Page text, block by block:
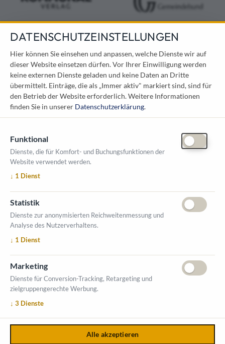
KONTAKT
Österreichischer Kommunal-Verlag GmbH
Löwelstraße 6 / 2. Stock
1010 Wien
messe@kommunal.at
ÖFFNUNGSZEITEN MESSE
2. Oktober 2026, 9-16 Uhr
VERANSTALTUNGSORT
Salzburger Messe
Messezentrum 1
5020 Salzburg
Ausstellerverzeichnis
Impressum
Datenschutzerklärung Kontakt
DATENSCHUTZEINSTELLUNGEN
Hier können Sie einsehen und anpassen, welche Dienste wir auf
dieser Website einsetzen dürfen. Vor Ihrer Einwilligung werden
keine externen Dienste geladen und keine Daten an Dritte
übermittelt. Einträge, die als „Immer aktiv" markiert sind, sind für
den Betrieb der Website erforderlich.Weitere Informationen
finden Sie in unserer Datenschutzerklärung.
Funktional
Dienste, die für Komfort- und Buchungsfunktionen der
Website verwendet werden.
↓ 1 Dienst
Statistik
Dienste zur anonymisierten Reichweitenmessung und
Analyse des Nutzerverhaltens.
↓ 1 Dienst
Marketing
Dienste für Conversion-Tracking, Retargeting und
zielgruppengerechte Werbung.
↓ 3 Dienste
Alle akzeptieren